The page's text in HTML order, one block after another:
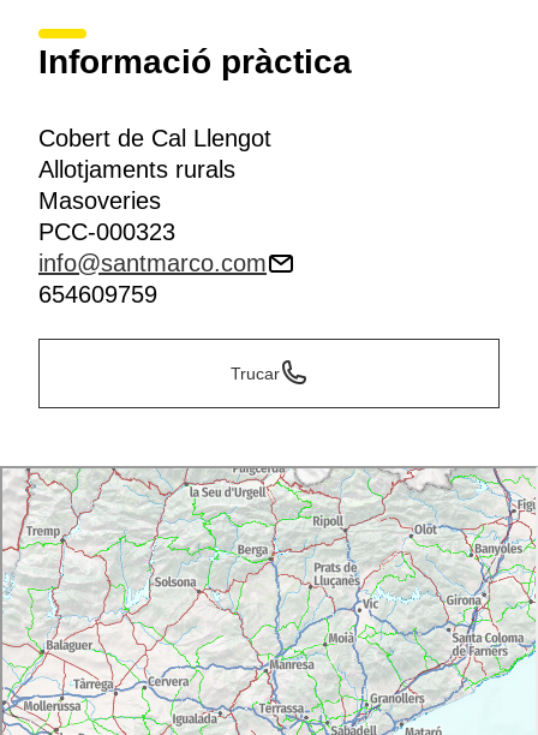
Informació pràctica
Cobert de Cal Llengot
Allotjaments rurals
Masoveries
PCC-000323
info@santmarco.com
654609759
Trucar